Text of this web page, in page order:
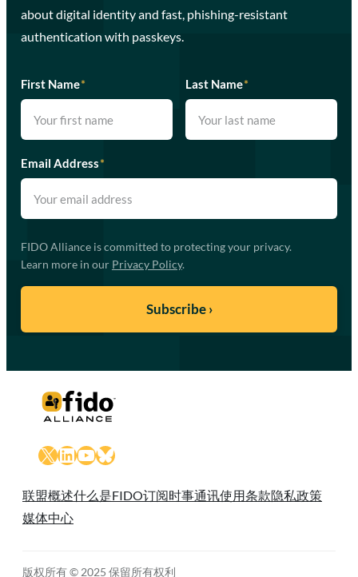
about digital identity and fast, phishing-resistant
authentication with passkeys.
First Name* Last Name*
Email Address*
FIDO Alliance is committed to protecting your privacy.
Learn more in our Privacy Policy.
X LinkedIn
YouTube
Bluesky
联盟概述什么是FIDO订阅时事通讯使用条款隐私政策
媒体中心
版权所有 © 2025 保留所有权利